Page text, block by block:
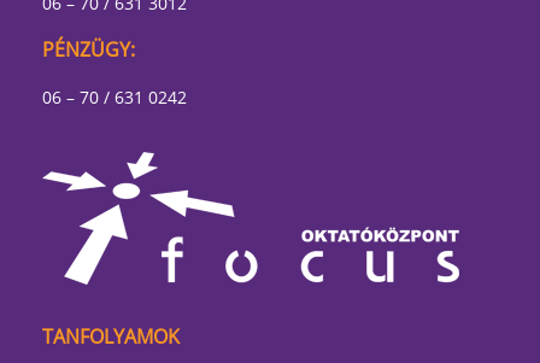
PÉNZÜGY:
06 – 70 / 631 0242
TANFOLYAMOK